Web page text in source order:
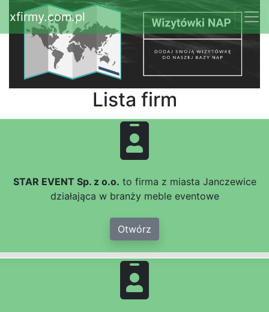
xfirmy.com.pl
Lista firm
STAR EVENT Sp. z o.o. to firma z miasta Janczewice
działająca w branży meble eventowe
Otwórz